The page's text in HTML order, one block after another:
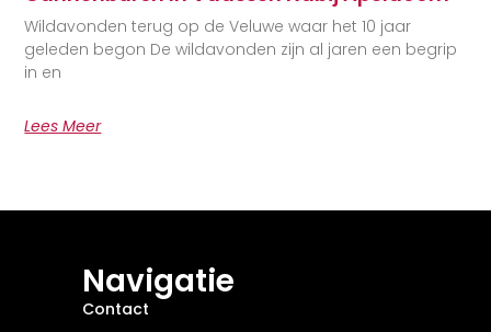
Wildavonden terug op de Veluwe waar het 10 jaar
geleden begon De wildavonden zijn al jaren een begrip
in en
Lees Meer
Navigatie
Contact